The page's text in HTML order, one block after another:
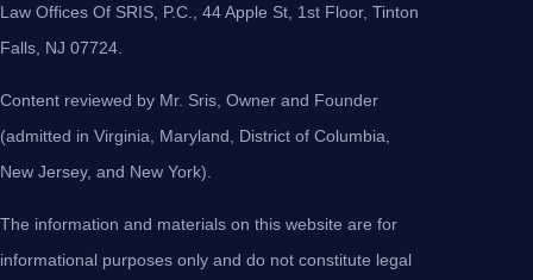
Law Offices Of SRIS, P.C., 44 Apple St, 1st Floor, Tinton
Falls, NJ 07724.
Content reviewed by Mr. Sris, Owner and Founder
(admitted in Virginia, Maryland, District of Columbia,
New Jersey, and New York).
The information and materials on this website are for
informational purposes only and do not constitute legal